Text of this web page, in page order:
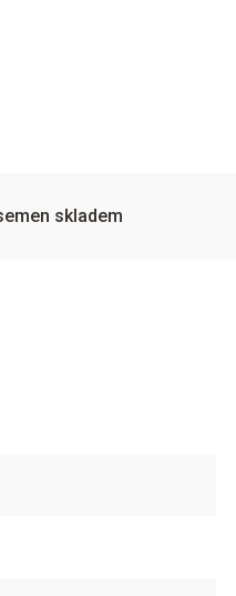
skladem